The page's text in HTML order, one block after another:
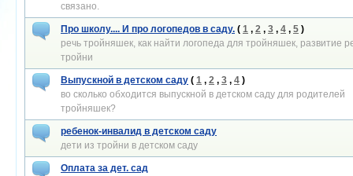
связано.
Про школу.... И про логопедов в саду. ( 1 , 2 , 3 , 4 , 5 )
речь тройняшек, как найти логопеда для тройняшек, развитие
тройни
Выпускной в детском саду ( 1 , 2 , 3 , 4 )
во сколько обходится выпускной в детском саду для родителей
тройняшек?
ребенок-инвалид в детском саду
дети из тройни в детском саду
Оплата за дет. сад